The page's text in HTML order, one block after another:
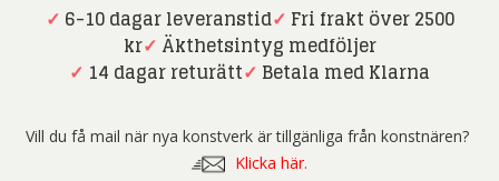
Elevating
✓ 6-10 dagar leveranstid✓ Fri frakt över 2500
kr✓ Äkthetsintyg medföljer
✓ 14 dagar returätt✓ Betala med Klarna
Vill du få mail när nya konstverk är tillgänliga från konstnären?
Klicka här.